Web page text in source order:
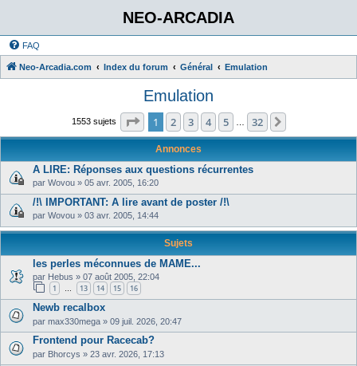
NEO-ARCADIA
FAQ
Neo-Arcadia.com Index du forum Général Emulation
Emulation
1553 sujets Page 1sur32
1 2 3 4 5 32
Annonces
A LIRE: Réponses aux questions récurrentes
par Wovou » 05 avr. 2005, 16:20
/!\ IMPORTANT: A lire avant de poster /!\
par Wovou » 03 avr. 2005, 14:44
Sujets
les perles méconnues de MAME...
par Hebus » 07 août 2005, 22:04
1 … 13 14 15 16
Newb recalbox
par max330mega » 09 juil. 2026, 20:47
Frontend pour Racecab?
par Bhorcys » 23 avr. 2026, 17:13